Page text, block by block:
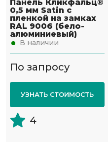
Панель Кликфальц®
0,5 мм Satin с
пленкой на замках
RAL 9006 (бело-
алюминиевый)
В наличии
По запросу
УЗНАТЬ СТОИМОСТЬ
4